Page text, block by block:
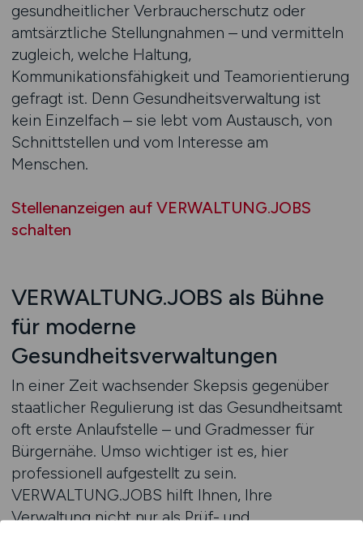
gesundheitlicher Verbraucherschutz oder
amtsärztliche Stellungnahmen – und vermitteln
zugleich, welche Haltung,
Kommunikationsfähigkeit und Teamorientierung
gefragt ist. Denn Gesundheitsverwaltung ist
kein Einzelfach – sie lebt vom Austausch, von
Schnittstellen und vom Interesse am
Menschen.
Stellenanzeigen auf VERWALTUNG.JOBS
schalten
VERWALTUNG.JOBS als Bühne
für moderne
Gesundheitsverwaltungen
In einer Zeit wachsender Skepsis gegenüber
staatlicher Regulierung ist das Gesundheitsamt
oft erste Anlaufstelle – und Gradmesser für
Bürgernähe. Umso wichtiger ist es, hier
professionell aufgestellt zu sein.
VERWALTUNG.JOBS hilft Ihnen, Ihre
Verwaltung nicht nur als Prüf- und